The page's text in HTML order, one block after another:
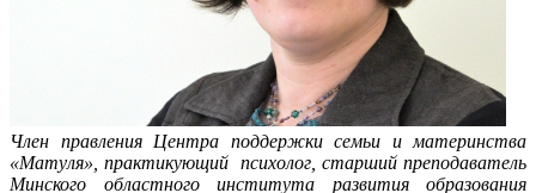
Член правления Центра поддержки семьи и материнства
«Матуля», практикующий психолог, старший преподаватель
Минского областного института развития образования